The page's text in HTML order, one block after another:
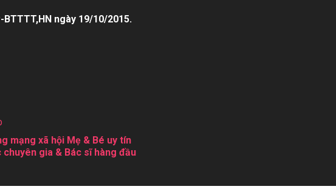
ngày 19/10/2015.
mạng xã hội Mẹ & Bé uy tín
gia & Bác sĩ hàng đầu